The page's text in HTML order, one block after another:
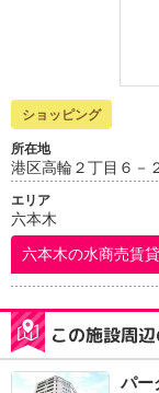
ショッピング
所在地
港区高輪２丁目６－
エリア
六本木
六本木の水商売賃
この施設周
パー